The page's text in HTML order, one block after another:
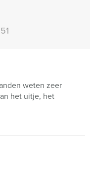
weten zeer
het uitje, het